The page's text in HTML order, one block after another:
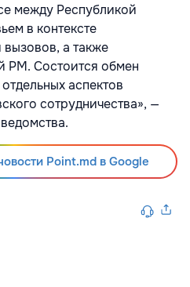
между Республикой
в контексте
а также
РМ. Состоится обмен
аспектов
сотрудничества», —
Point.md в Google